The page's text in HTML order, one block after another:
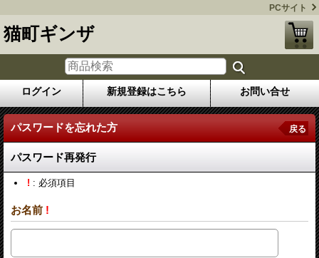
PCサイト
猫町ギンザ
ログイン 新規登録はこちら お問い合せ
パスワードを忘れた方 戻る
パスワード再発行
! : 必須項目
お名前 !